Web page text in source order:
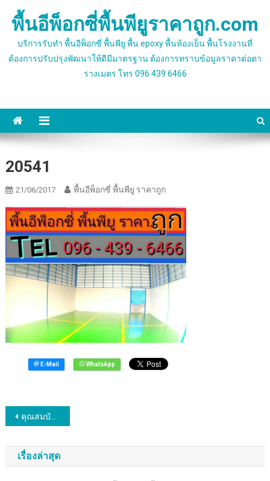
พื้นอีพ็อกซี่พื้นพียูราคาถูก.com
บริการรับทำ พื้นอีพ็อกซี่ พื้นพียู พื้น epoxy พื้นห้องเย็น พื้นโรงงานที่
ต้องการปรับปรุงพัฒนาให้ดีมีมาตรฐาน ต้องการทราบข้อมูลราคาต่อตา
รางเมตร โทร 096 439 6466
20541
21/06/2017 พื้นอีพ็อกซี่ พื้นพียู ราคาถูก
แนะแนว
เรื่อง
คุณสมบัติของการเคลือบผิวด้วยสีพื้นอีพ็อกซี่ พื้น Epoxy พื้นพียู
เรื่องล่าสุด